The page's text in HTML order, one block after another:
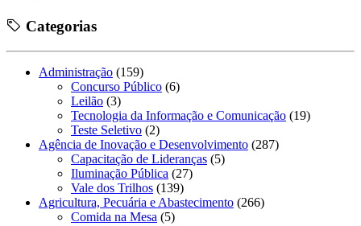
Categorias
Administração (159)
Concurso Público (6)
Leilão (3)
Tecnologia da Informação e Comunicação (19)
Teste Seletivo (2)
Agência de Inovação e Desenvolvimento (287)
Capacitação de Lideranças (5)
Iluminação Pública (27)
Vale dos Trilhos (139)
Agricultura, Pecuária e Abastecimento (266)
Comida na Mesa (5)